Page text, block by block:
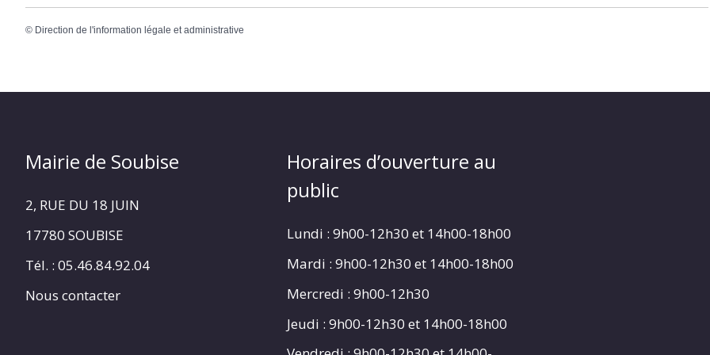
© Direction de l'information légale et administrative
Mairie de Soubise
2, RUE DU 18 JUIN
17780 SOUBISE
Tél. : 05.46.84.92.04
Nous contacter
Horaires d’ouverture au
public
Lundi : 9h00-12h30 et 14h00-18h00
Mardi : 9h00-12h30 et 14h00-18h00
Mercredi : 9h00-12h30
Jeudi : 9h00-12h30 et 14h00-18h00